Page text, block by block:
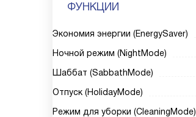
ФУНКЦИИ
Экономия энергии (EnergySaver)
Ночной режим (NightMode)
Шаббат (SabbathMode)
Отпуск (HolidayMode)
Режим для уборки (CleaningMode)